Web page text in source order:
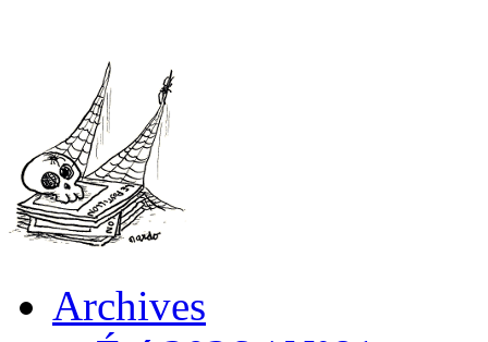
Archives